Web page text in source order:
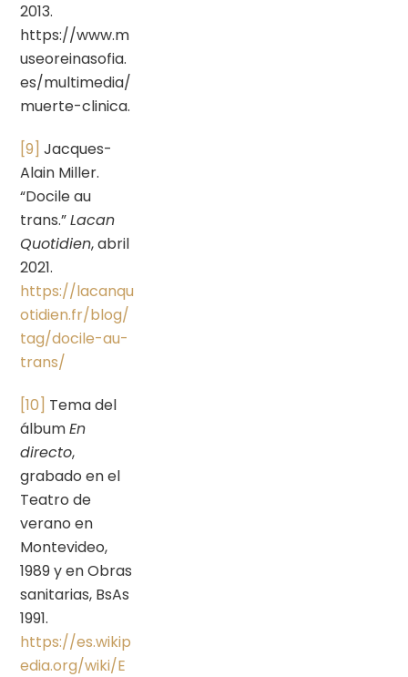
2013.
https://www.m
useoreinasofia.
es/multimedia/
muerte-clinica.
[9] Jacques-
Alain Miller.
“Docile au
trans.”Lacan
Quotidien, abril
2021.
https://lacanqu
otidien.fr/blog/
tag/docile-au-
trans/
[10] Tema del
álbumEn
directo,
grabado en el
Teatro de
verano en
Montevideo,
1989 y en Obras
sanitarias, BsAs
1991.
https://es.wikip
edia.org/wiki/E